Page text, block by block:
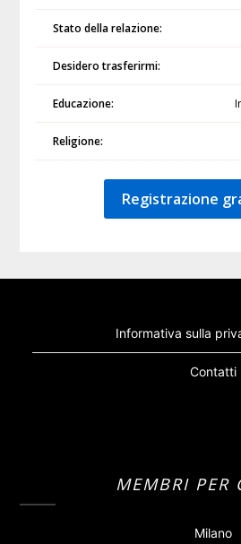
Stato della relazione:
Desidero trasferirmi:
Educazione:
Religione:
Registrazione
Informativa sulla
Contatti
MEMBRI PER
Milano